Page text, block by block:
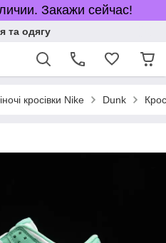
Закажи сейчас!
та одягу
кросівки Nike Dunk